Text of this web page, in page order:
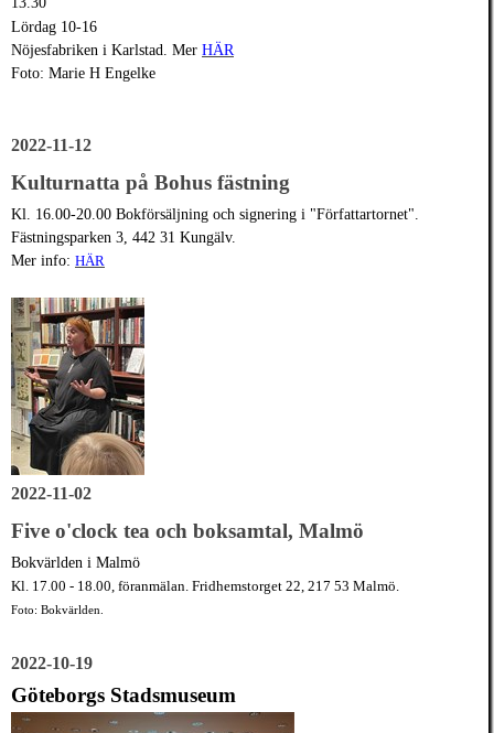
Lördag 10-16
Nöjesfabriken i Karlstad. Mer HÄR
Foto: Marie H Engelke
2022-11-12
Kulturnatta på Bohus fästning
Kl. 16.00-20.00 Bokförsäljning och signering i "Författartornet".
Fästningsparken 3, 442 31 Kungälv.
Mer info: HÄR
2022-11-02
Five o'clock tea och boksamtal, Malmö
Bokvärlden i Malmö
Kl. 17.00 - 18.00, föranmälan. Fridhemstorget 22, 217 53 Malmö.
Foto: Bokvärlden.
2022-10-19
Göteborgs Stadsmuseum